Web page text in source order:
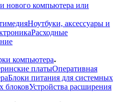
нового компьютера или
Ноутбуки, аксессуары и
Расходные
компьютера
платыОперативная
Блоки питания для системных
блоковУстройства расширения